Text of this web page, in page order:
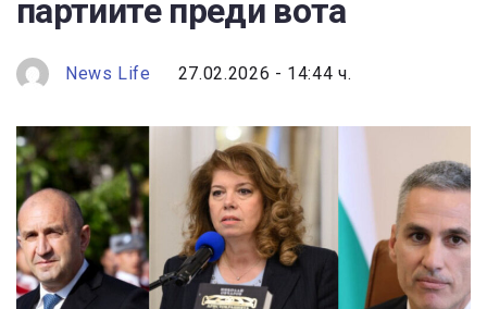
партиите преди вота
News Life 27.02.2026 - 14:44 ч.